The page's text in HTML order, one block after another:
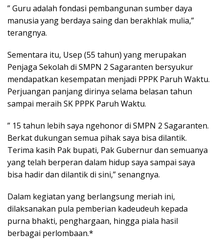
” Guru adalah fondasi pembangunan sumber daya
manusia yang berdaya saing dan berakhlak mulia,”
terangnya.
Sementara itu, Usep (55 tahun) yang merupakan
Penjaga Sekolah di SMPN 2 Sagaranten bersyukur
mendapatkan kesempatan menjadi PPPK Paruh Waktu.
Perjuangan panjang dirinya selama belasan tahun
sampai meraih SK PPPK Paruh Waktu.
” 15 tahun lebih saya ngehonor di SMPN 2 Sagaranten.
Berkat dukungan semua pihak saya bisa dilantik.
Terima kasih Pak bupati, Pak Gubernur dan semuanya
yang telah berperan dalam hidup saya sampai saya
bisa hadir dan dilantik di sini,” senangnya.
Dalam kegiatan yang berlangsung meriah ini,
dilaksanakan pula pemberian kadeudeuh kepada
purna bhakti, penghargaan, hingga piala hasil
berbagai perlombaan.*